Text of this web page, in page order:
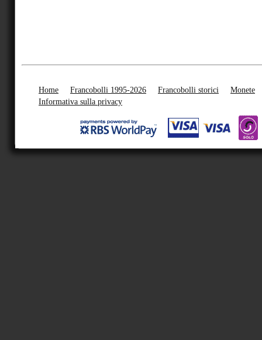
Home Francobolli 1995-2026 Francobolli storici
Monete
Informativa sulla privacy